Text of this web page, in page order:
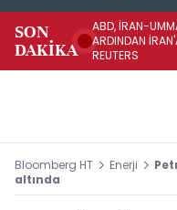
SON
DAKİKA
ABD, İRAN-
ARDINDAN
REUTERS
Bloomberg HT Enerji
altında